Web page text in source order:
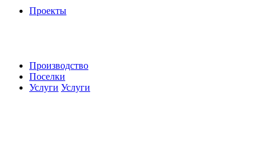
Проекты
Производство
Поселки
Услуги Услуги